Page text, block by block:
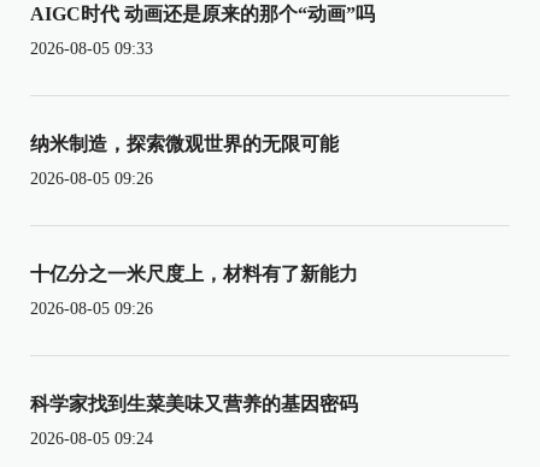
AIGC时代 动画还是原来的那个“动画”吗
2026-08-05 09:33
纳米制造，探索微观世界的无限可能
2026-08-05 09:26
十亿分之一米尺度上，材料有了新能力
2026-08-05 09:26
科学家找到生菜美味又营养的基因密码
2026-08-05 09:24